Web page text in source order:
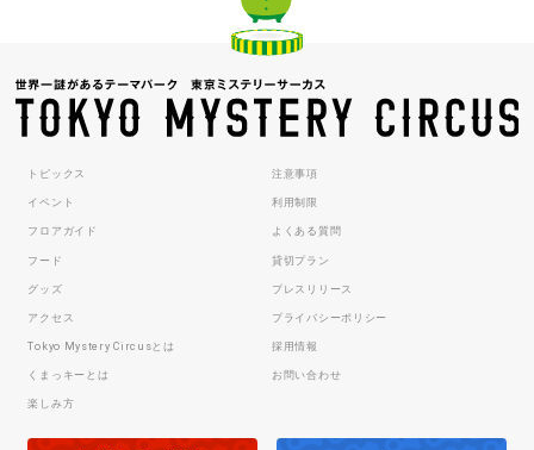
トピックス
イベント
フロアガイド
フード
グッズ
アクセス
Tokyo Mystery Circusとは
くまっキーとは
楽しみ方
注意事項
利用制限
よくある質問
貸切プラン
プレスリリース
プライバシーポリシー
採用情報
お問い合わせ